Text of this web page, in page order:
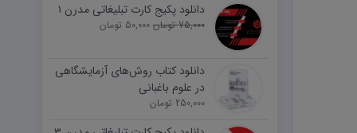
دانلود پکیج کارت تبلیغاتی مدرن ۱
75,000 تومان 50,000 تومان
دانلود کتاب روش‌های آزمایشگاهی
در علوم باغبانی
250,000 تومان